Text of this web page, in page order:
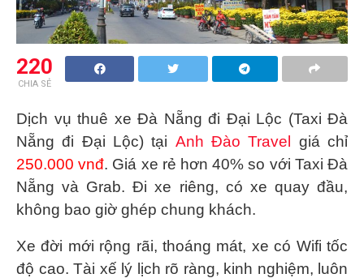
220
CHIA SẺ
Dịch vụ thuê xe Đà Nẵng đi Đại Lộc (Taxi Đà
Nẵng đi Đại Lộc) tại Anh Đào Travel giá chỉ
250.000 vnđ. Giá xe rẻ hơn 40% so với Taxi Đà
Nẵng và Grab. Đi xe riêng, có xe quay đầu,
không bao giờ ghép chung khách.
Xe đời mới rộng rãi, thoáng mát, xe có Wifi tốc
độ cao. Tài xế lý lịch rõ ràng, kinh nghiệm, luôn